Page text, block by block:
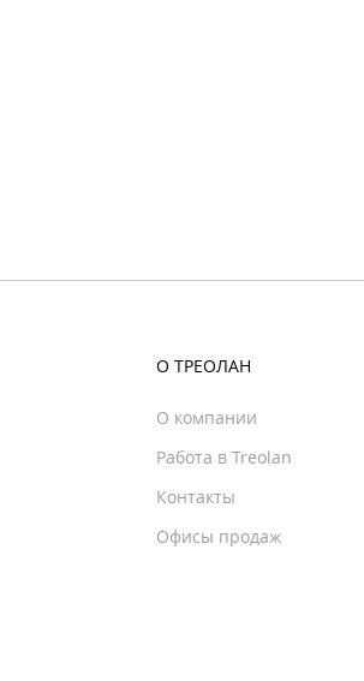
О ТРЕОЛАН
О компании
Работа в Treolan
Контакты
Офисы продаж